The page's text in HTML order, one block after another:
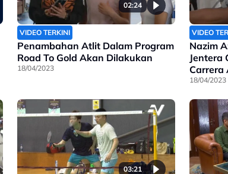
02:24
VIDEO TERKINI
Penambahan Atlit Dalam Program
Road To Gold Akan Dilakukan
18/04/2023
VIDEO
Nazim
Jentera
Carrera
18/04/2023
03:21